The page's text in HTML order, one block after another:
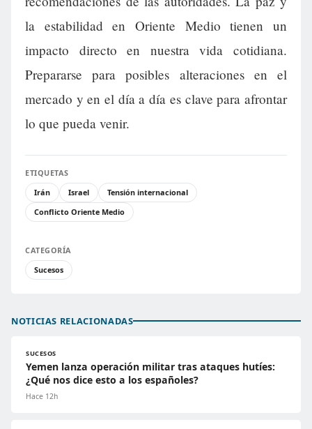
la estabilidad en Oriente Medio tienen un
impacto directo en nuestra vida cotidiana.
Prepararse para posibles alteraciones en el
mercado y en el día a día es clave para afrontar
lo que pueda venir.
ETIQUETAS
Irán
Israel
Tensión internacional
Conflicto Oriente Medio
CATEGORÍA
Sucesos
NOTICIAS RELACIONADAS
SUCESOS
Yemen lanza operación militar tras ataques hutíes:
¿Qué nos dice esto a los españoles?
Hace 12h